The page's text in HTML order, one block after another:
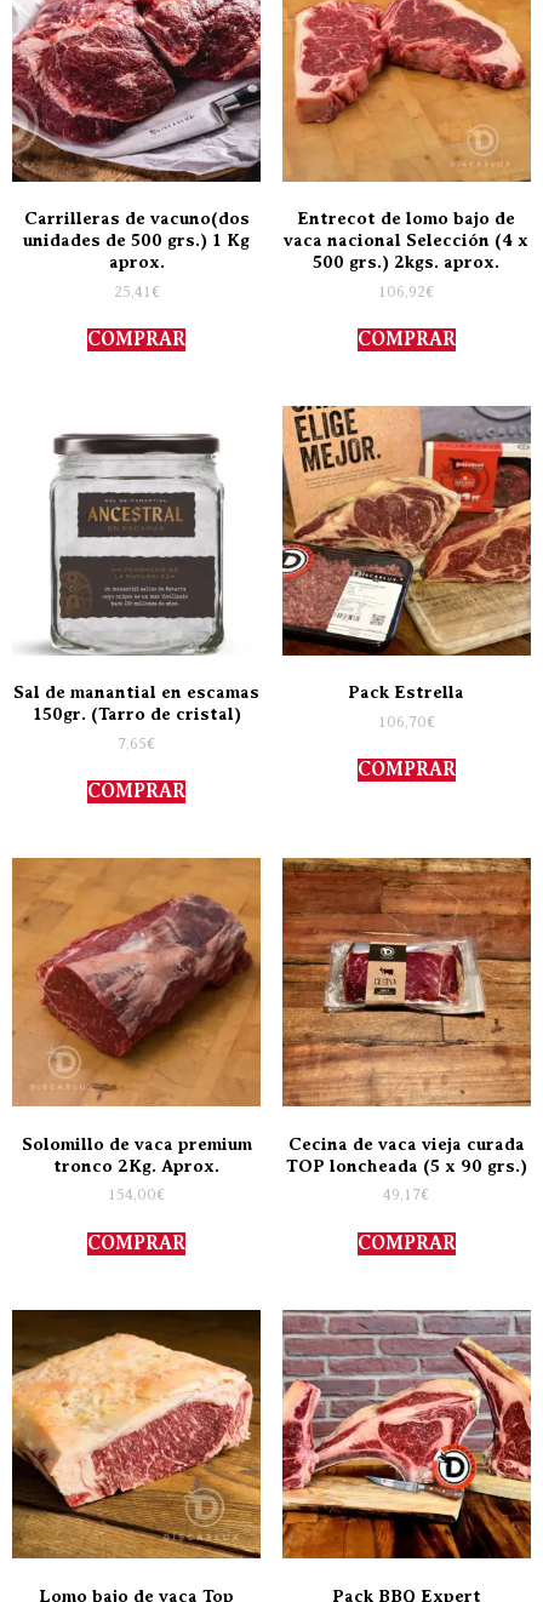
Carrilleras de vacuno(dos
unidades de 500 grs.) 1 Kg
aprox.
25,41 €
COMPRAR
Entrecot de lomo bajo de
vaca nacional Selección (4 x
500 grs.) 2kgs. aprox.
106,92€
COMPRAR
Sal de manantial en escamas
150gr. (Tarro de cristal)
7,65€
COMPRAR
Pack Estrella
106,70€
COMPRAR
Solomillo de vaca premium
tronco 2Kg. Aprox.
154,00€
COMPRAR
Cecina de vaca vieja curada
TOP loncheada (5 x 90 grs.)
49,17€
COMPRAR
Lomo bajo de vaca Top Pack BBQ Expert